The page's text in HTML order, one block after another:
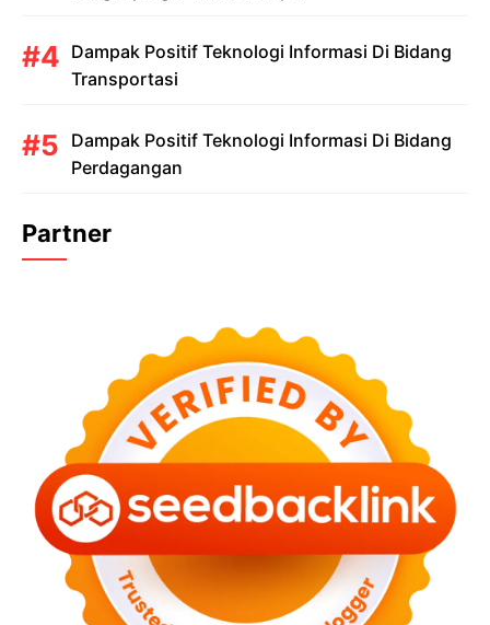
Dampak Positif Teknologi Informasi Di Bidang
Transportasi
Dampak Positif Teknologi Informasi Di Bidang
Perdagangan
Partner